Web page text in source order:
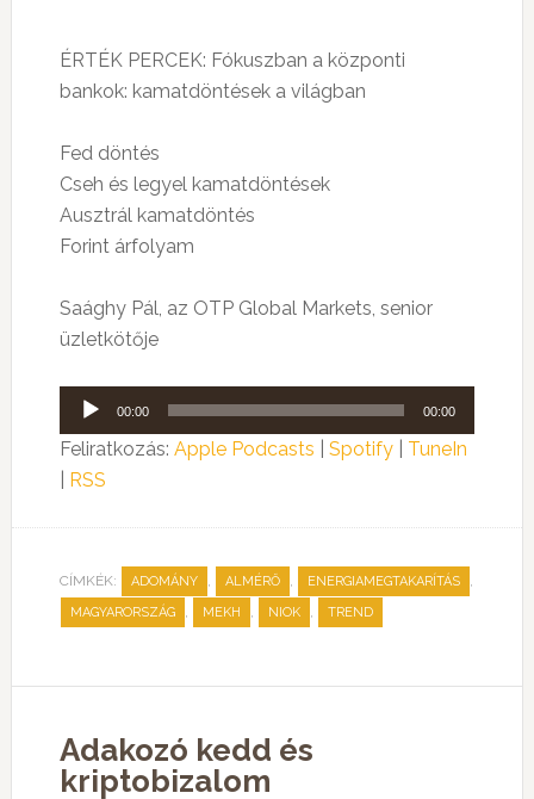
ÉRTÉK PERCEK: Fókuszban a központi
bankok: kamatdöntések a világban
Fed döntés
Cseh és legyel kamatdöntések
Ausztrál kamatdöntés
Forint árfolyam
Saághy Pál, az OTP Global Markets, senior
üzletkötője
Audió
lejátszó
00:00 00:00
Feliratkozás: Apple Podcasts Spotify| TuneIn
RSS
CÍMKÉK: ADOMÁNY , ALMÉRŐ , ENERGIAMEGTAKARÍTÁS ,
MAGYARORSZÁG , MEKH , NIOK , TREND
Adakozó kedd és
kriptobizalom